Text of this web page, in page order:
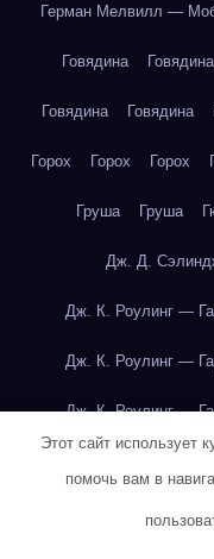
Герман Мелвилл —
Говядина Говядина
Говядина Говядина
Горох Горох Горох
Груша Груша
Дж. Д.
Дж. К. Роулинг —
Дж. К. Роулинг —
Дж. К. Роулинг —
Дж. К. Роулинг —
Этот сайт использует
помочь вам в